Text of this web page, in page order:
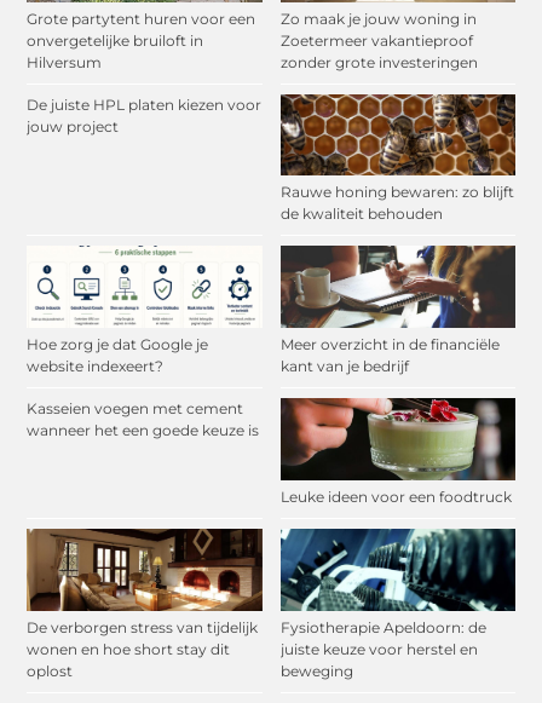
Grote partytent huren voor een
onvergetelijke bruiloft in
Hilversum
Zo maak je jouw woning in
Zoetermeer vakantieproof
zonder grote investeringen
De juiste HPL platen kiezen voor
jouw project
Rauwe honing bewaren: zo blijft
de kwaliteit behouden
Hoe zorg je dat Google je
website indexeert?
Meer overzicht in de financiële
kant van je bedrijf
Kasseien voegen met cement
wanneer het een goede keuze is
Leuke ideen voor een foodtruck
De verborgen stress van tijdelijk
wonen en hoe short stay dit
oplost
Fysiotherapie Apeldoorn: de
juiste keuze voor herstel en
beweging